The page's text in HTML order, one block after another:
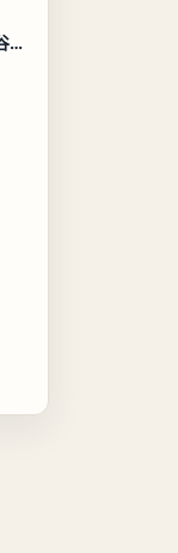
明日方舟终末地25级四号谷地基地蓝图，高效布局规划